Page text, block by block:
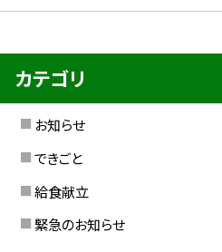
カテゴリ
お知らせ
できごと
給食献立
緊急のお知らせ